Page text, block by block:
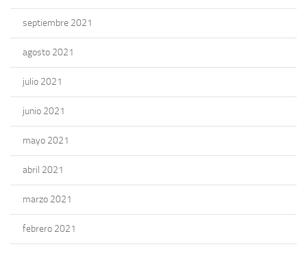
septiembre 2021
agosto 2021
julio 2021
junio 2021
mayo 2021
abril 2021
marzo 2021
febrero 2021